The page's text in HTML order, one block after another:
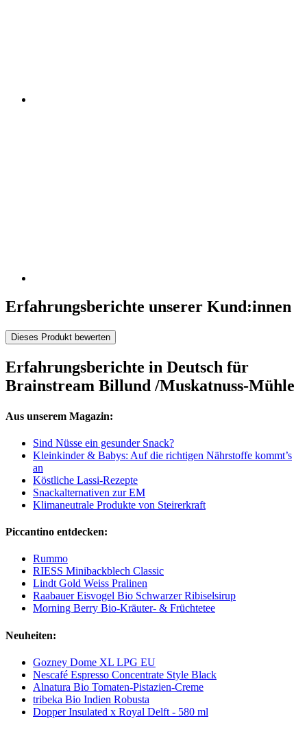
Erfahrungsberichte unserer Kund:innen
Dieses Produkt bewerten
Erfahrungsberichte in Deutsch für
Brainstream Billund /Muskatnuss-Mühle
Aus unserem Magazin:
Sind Nüsse ein gesunder Snack?
Kleinkinder & Babys: Auf die richtigen Nährstoffe kommt’s
an
Köstliche Lassi-Rezepte
Snackalternativen zur EM
Klimaneutrale Produkte von Steirerkraft
Piccantino entdecken:
Rummo
RIESS Minibackblech Classic
Lindt Gold Weiss Pralinen
Raabauer Eisvogel Bio Schwarzer Ribiselsirup
Morning Berry Bio-Kräuter- & Früchtetee
Neuheiten:
Gozney Dome XL LPG EU
Nescafé Espresso Concentrate Style Black
Alnatura Bio Tomaten-Pistazien-Creme
tribeka Bio Indien Robusta
Dopper Insulated x Royal Delft - 580 ml